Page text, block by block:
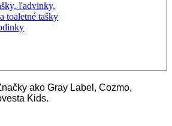
ľadvinky,
toaletné tašky
ako Gray Label, Cozmo,
Kids.